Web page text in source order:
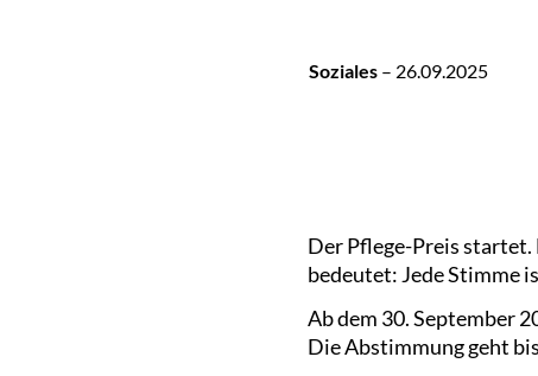
Soziales – 26.09.2025
Der Pflege-Preis startet.
bedeutet: Jede Stimme
Ab dem 30. September
Die Abstimmung geht